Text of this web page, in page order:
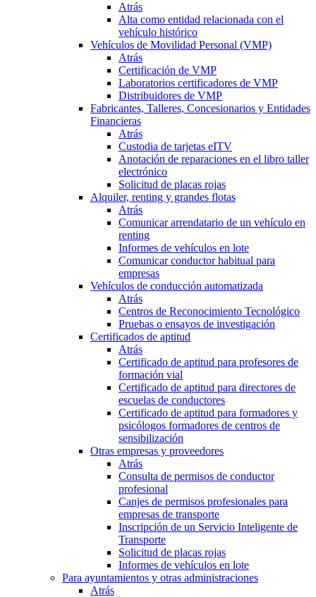
Atrás
Alta como entidad relacionada con el
vehículo histórico
Vehículos de Movilidad Personal (VMP)
Atrás
Certificación de VMP
Laboratorios certificadores de VMP
Distribuidores de VMP
Fabricantes, Talleres, Concesionarios y Entidades
Financieras
Atrás
Custodia de tarjetas eITV
Anotación de reparaciones en el libro taller
electrónico
Solicitud de placas rojas
Alquiler, renting y grandes flotas
Atrás
Comunicar arrendatario de un vehículo en
renting
Informes de vehículos en lote
Comunicar conductor habitual para
empresas
Vehículos de conducción automatizada
Atrás
Centros de Reconocimiento Tecnológico
Pruebas o ensayos de investigación
Certificados de aptitud
Atrás
Certificado de aptitud para profesores de
formación vial
Certificado de aptitud para directores de
escuelas de conductores
Certificado de aptitud para formadores y
psicólogos formadores de centros de
sensibilización
Otras empresas y proveedores
Atrás
Consulta de permisos de conductor
profesional
Canjes de permisos profesionales para
empresas de transporte
Inscripción de un Servicio Inteligente de
Transporte
Solicitud de placas rojas
Informes de vehículos en lote
Para ayuntamientos y otras administraciones
Atrás